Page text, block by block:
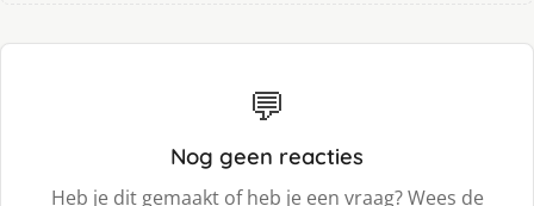
💬
Nog geen reacties
Heb je dit gemaakt of heb je een vraag? Wees de